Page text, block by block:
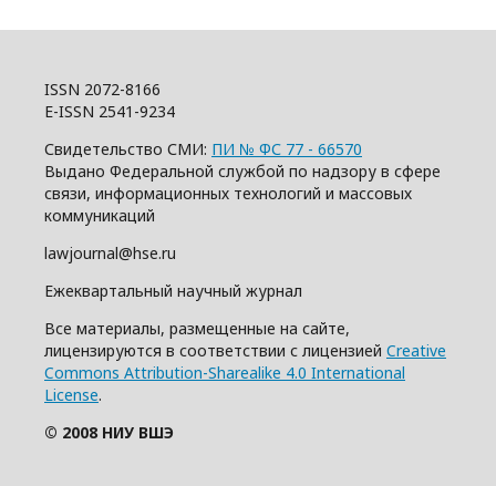
ISSN 2072-8166
E-ISSN 2541-9234
Свидетельство СМИ: ПИ № ФС 77 - 66570
Выдано Федеральной службой по надзору в сфере
связи, информационных технологий и массовых
коммуникаций
lawjournal@hse.ru
Ежеквартальный научный журнал
Все материалы, размещенные на сайте,
лицензируются в соответствии с лицензией Creative
Commons Attribution-Sharealike 4.0 International
License.
© 2008 НИУ ВШЭ